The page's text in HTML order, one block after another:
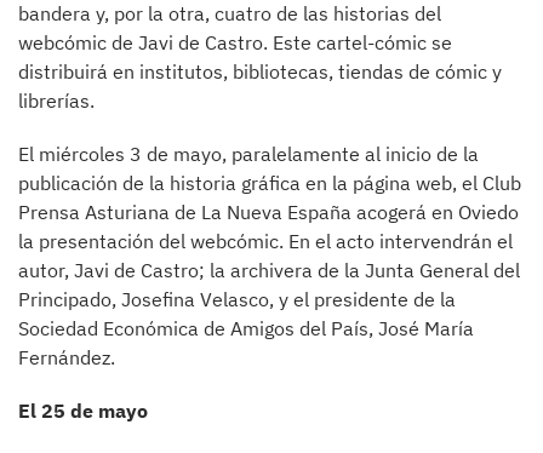
bandera y, por la otra, cuatro de las historias del
webcómic de Javi de Castro. Este cartel-cómic se
distribuirá en institutos, bibliotecas, tiendas de cómic y
librerías.
El miércoles 3 de mayo, paralelamente al inicio de la
publicación de la historia gráfica en la página web, el Club
Prensa Asturiana de La Nueva España acogerá en Oviedo
la presentación del webcómic. En el acto intervendrán el
autor, Javi de Castro; la archivera de la Junta General del
Principado, Josefina Velasco, y el presidente de la
Sociedad Económica de Amigos del País, José María
Fernández.
El 25 de mayo